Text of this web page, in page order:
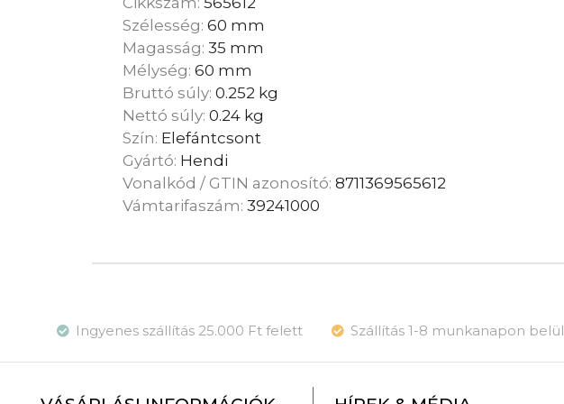
Szélesség:60 mm
Magasság:35 mm
Mélység:60 mm
Bruttó súly:0.252 kg
Nettó súly:0.24 kg
Szín: Elefántcsont
Gyártó: Hendi
Vonalkód / GTIN azonosító:8711369565612
Vámtarifaszám:39241000
Ingyenes szállítás 25.000 Ft felett Szállítás 1-8 munkanapon belül